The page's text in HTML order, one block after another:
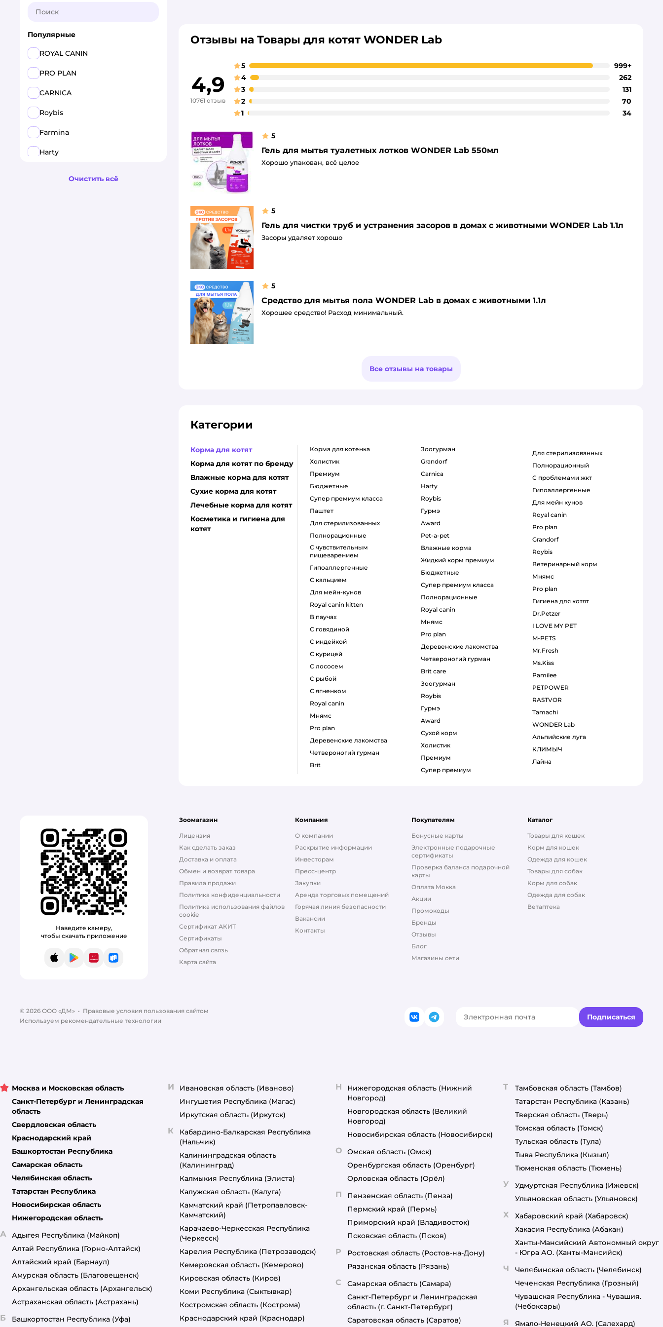
Отзывы на Товары для котят WONDER Lab
4,9
10761 отзыв
5
999+
4
262
3
131
2
70
1
34
5
Гель для мытья туалетных лотков WONDER Lab 550мл
Хорошо упакован, всё целое
5
Гель для чистки труб и устранения засоров в домах с животными WONDER Lab 1.1л
Засоры удаляет хорошо
5
Средство для мытья пола WONDER Lab в домах с животными 1.1л
Хорошее средство! Расход минимальный.
Все отзывы на товары
Категории
Корма для котят
Корма для котят по бренду
Влажные корма для котят
Сухие корма для котят
Лечебные корма для котят
Косметика и гигиена для
котят
корма для котенка
холистик
премиум
бюджетные
супер премиум класса
паштет
для стерилизованных
полнорационные
с чувствительным
пищеварением
гипоаллергенные
с кальцием
для мейн-кунов
royal canin kitten
в паучах
с говядиной
с индейкой
с курицей
с лососем
с рыбой
с ягненком
royal canin
мнямс
pro plan
деревенские лакомства
четвероногий гурман
brit
зоогурман
grandorf
carnica
harty
roybis
гурмэ
award
pet-a-pet
влажные корма
жидкий корм премиум
бюджетные
супер премиум класса
полнорационные
royal canin
мнямс
pro plan
деревенские лакомства
четвероногий гурман
brit care
зоогурман
roybis
гурмэ
award
сухой корм
холистик
премиум
супер премиум
для стерилизованных
полнорационный
с проблемами жкт
гипоаллергенные
для мейн кунов
royal canin
pro plan
grandorf
roybis
ветеринарный корм
мнямс
pro plan
гигиена для котят
Dr.Petzer
I LOVE MY PET
M-PETS
Mr.Fresh
Ms.Kiss
Pamilee
PETPOWER
RASTVOR
Tamachi
WONDER Lab
Альпийские луга
КЛИМЫЧ
Лайна
Популярные
ROYAL CANIN
PRO PLAN
CARNICA
Roybis
Farmina
Harty
PREMIER
PRO PLAN
ProBalance
Profifeed
RoxFox
Roybis
Steline
ZOORIK
АВЗ
Альпийские луга
Брит
Гурмэ
Деревенские лакомства
Зоогурман
КЛИМЫЧ
Лайна
Мнямс
Родные корма
Четвероногий Гурман
Очистить всё
Наведите камеру,
чтобы скачать приложение
App StoreGoogle Play
AppGallery
RuStore
Зоомагазин
Лицензия
Как сделать заказ
Доставка и оплата
Обмен и возврат товара
Правила продажи
Политика конфиденциальности
Политика использования файлов
cookie
Сертификат АКИТ
Сертификаты
Обратная связь
Карта сайта
Компания
О компании
Раскрытие информации
Инвесторам
Пресс-центр
Закупки
Аренда торговых помещений
Горячая линия безопасности
Вакансии
Контакты
Покупателям
Бонусные карты
Электронные подарочные
сертификаты
Проверка баланса подарочной
карты
Оплата Мокка
Акции
Промокоды
Бренды
Отзывы
Блог
Магазины сети
Каталог
Товары для кошек
Корм для кошек
Одежда для кошек
Товары для собак
Корм для собак
Одежда для собак
Ветаптека
© 2026 ООО «ДМ» • Правовые условия пользования сайтом
Используем рекомендательные технологии
ВКонтакте
Telegram Подписаться
Москва и Московская область
Санкт-Петербург и Ленинградская
область
Свердловская область
Краснодарский край
Башкортостан Республика
Самарская область
Челябинская область
Татарстан Республика
Новосибирская область
Нижегородская область
А Адыгея Республика (Майкоп)
Алтай Республика (Горно-Алтайск)
Алтайский край (Барнаул)
Амурская область (Благовещенск)
Архангельская область (Архангельск)
Астраханская область (Астрахань)
Б Башкортостан Республика (Уфа)
И Ивановская область (Иваново)
Ингушетия Республика (Магас)
Иркутская область (Иркутск)
К
Кабардино-Балкарская Республика
(Нальчик)
Калининградская область
(Калининград)
Калмыкия Республика (Элиста)
Калужская область (Калуга)
Камчатский край (Петропавловск-
Камчатский)
Карачаево-Черкесская Республика
(Черкесск)
Карелия Республика (Петрозаводск)
Кемеровская область (Кемерово)
Кировская область (Киров)
Коми Республика (Сыктывкар)
Костромская область (Кострома)
Краснодарский край (Краснодар)
Н Нижегородская область (Нижний
Новгород)
Новгородская область (Великий
Новгород)
Новосибирская область (Новосибирск)
О Омская область (Омск)
Оренбургская область (Оренбург)
Орловская область (Орёл)
П Пензенская область (Пенза)
Пермский край (Пермь)
Приморский край (Владивосток)
Псковская область (Псков)
Р Ростовская область (Ростов-на-Дону)
Рязанская область (Рязань)
С Самарская область (Самара)
Санкт-Петербург и Ленинградская
область (г. Санкт-Петербург)
Саратовская область (Саратов)
Т Тамбовская область (Тамбов)
Татарстан Республика (Казань)
Тверская область (Тверь)
Томская область (Томск)
Тульская область (Тула)
Тыва Республика (Кызыл)
Тюменская область (Тюмень)
У Удмуртская Республика (Ижевск)
Ульяновская область (Ульяновск)
Х Хабаровский край (Хабаровск)
Хакасия Республика (Абакан)
Ханты-Мансийский Автономный округ
- Югра АО. (Ханты-Мансийск)
Ч Челябинская область (Челябинск)
Чеченская Республика (Грозный)
Чувашская Республика - Чувашия.
(Чебоксары)
Я Ямало-Ненецкий АО. (Салехард)